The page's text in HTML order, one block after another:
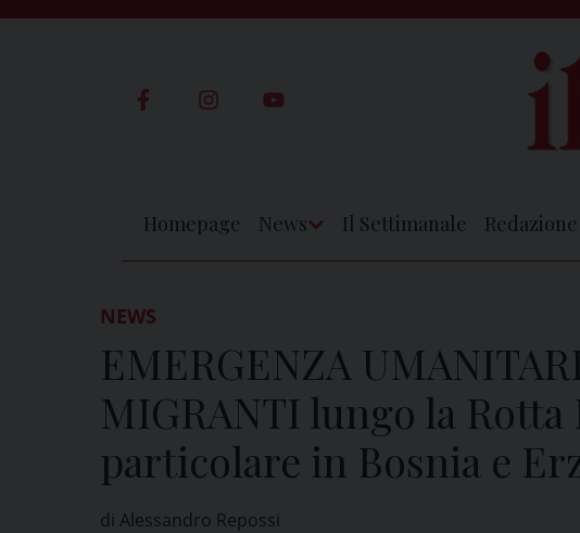
Homepage News Il Settimanale Redazione
NEWS
EMERGENZA
MIGRANTI lungo la Rotta
particolare in Bosnia e
di Alessandro Repossi